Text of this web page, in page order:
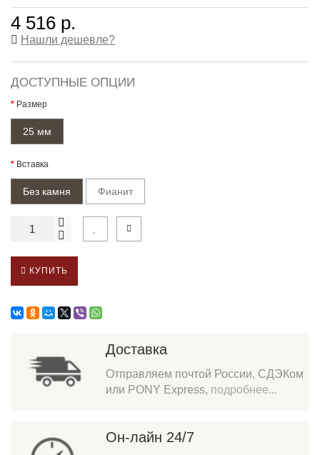
4 516 р.
Нашли дешевле?
ДОСТУПНЫЕ ОПЦИИ
Размер
25 мм
Вставка
Без камня Фианит
КУПИТЬ
Доставка
Отправляем почтой России, СДЭКом
или PONY Express, подробнее...
Он-лайн 24/7